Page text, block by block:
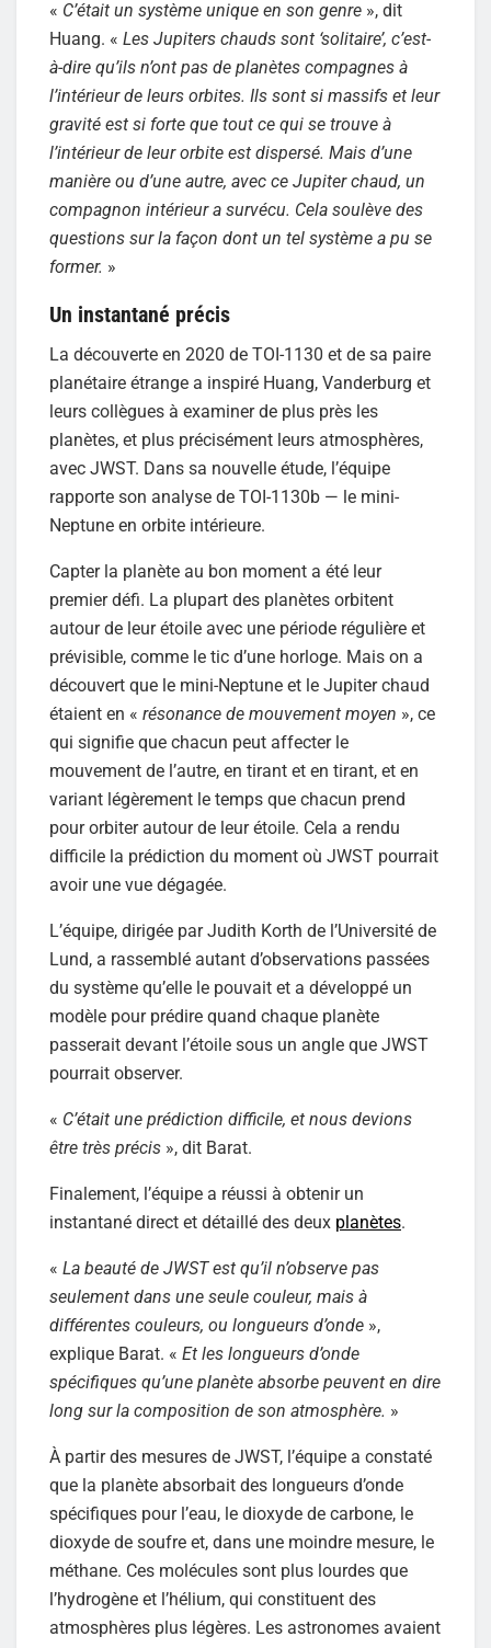
« C’était un système unique en son genre », dit
Huang. « Les Jupiters chauds sont ‘solitaire’, c’est-
à-dire qu’ils n’ont pas de planètes compagnes à
l’intérieur de leurs orbites. Ils sont si massifs et leur
gravité est si forte que tout ce qui se trouve à
l’intérieur de leur orbite est dispersé. Mais d’une
manière ou d’une autre, avec ce Jupiter chaud, un
compagnon intérieur a survécu. Cela soulève des
questions sur la façon dont un tel système a pu se
former. »
Un instantané précis
La découverte en 2020 de TOI-1130 et de sa paire
planétaire étrange a inspiré Huang, Vanderburg et
leurs collègues à examiner de plus près les
planètes, et plus précisément leurs atmosphères,
avec JWST. Dans sa nouvelle étude, l’équipe
rapporte son analyse de TOI-1130b — le mini-
Neptune en orbite intérieure.
Capter la planète au bon moment a été leur
premier défi. La plupart des planètes orbitent
autour de leur étoile avec une période régulière et
prévisible, comme le tic d’une horloge. Mais on a
découvert que le mini-Neptune et le Jupiter chaud
étaient en « résonance de mouvement moyen », ce
qui signifie que chacun peut affecter le
mouvement de l’autre, en tirant et en tirant, et en
variant légèrement le temps que chacun prend
pour orbiter autour de leur étoile. Cela a rendu
difficile la prédiction du moment où JWST pourrait
avoir une vue dégagée.
L’équipe, dirigée par Judith Korth de l’Université de
Lund, a rassemblé autant d’observations passées
du système qu’elle le pouvait et a développé un
modèle pour prédire quand chaque planète
passerait devant l’étoile sous un angle que JWST
pourrait observer.
« C’était une prédiction difficile, et nous devions
être très précis », dit Barat.
Finalement, l’équipe a réussi à obtenir un
instantané direct et détaillé des deux planètes.
« La beauté de JWST est qu’il n’observe pas
seulement dans une seule couleur, mais à
différentes couleurs, ou longueurs d’onde »,
explique Barat. « Et les longueurs d’onde
spécifiques qu’une planète absorbe peuvent en dire
long sur la composition de son atmosphère. »
À partir des mesures de JWST, l’équipe a constaté
que la planète absorbait des longueurs d’onde
spécifiques pour l’eau, le dioxyde de carbone, le
dioxyde de soufre et, dans une moindre mesure, le
méthane. Ces molécules sont plus lourdes que
l’hydrogène et l’hélium, qui constituent des
atmosphères plus légères. Les astronomes avaient